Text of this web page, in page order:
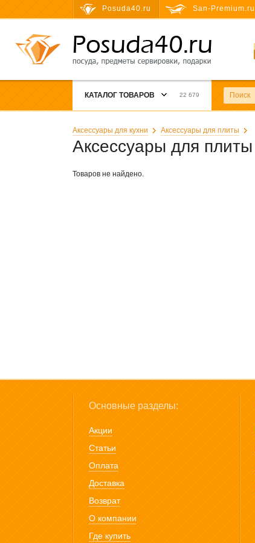
Posuda40.ru San-Premium.ru
КАТАЛОГ ТОВАРОВ 22 679 Поиск
Аксессуары для кухни Аксессуары для плиты
Аксессуары для плиты
Товаров не найдено.
Основные разделы:
Акции
Статьи
Оплата
Доставка
Возврат
О компании
Где купить